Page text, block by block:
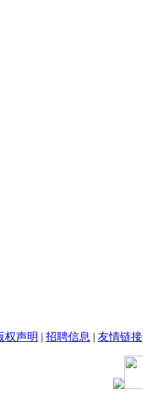
权声明 | 招聘信息 | 友情链接